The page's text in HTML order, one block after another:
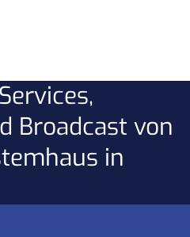
Broadcast von
in